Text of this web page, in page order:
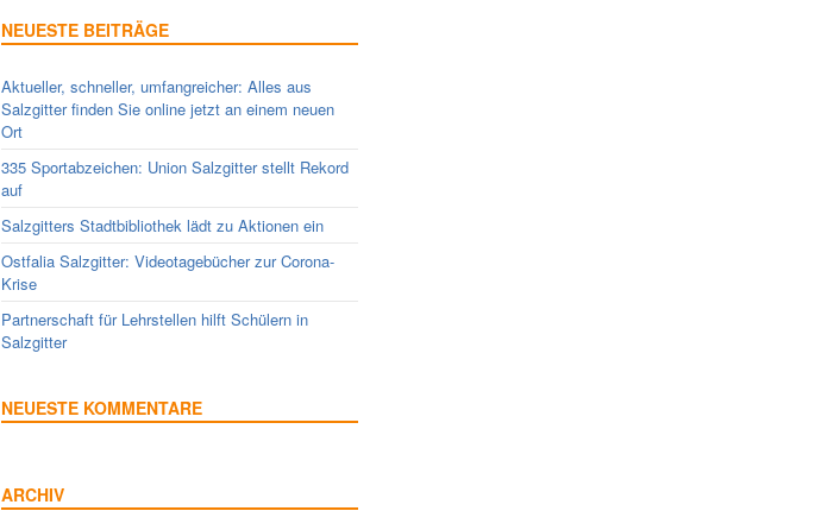
NEUESTE BEITRÄGE
Aktueller, schneller, umfangreicher: Alles aus
Salzgitter finden Sie online jetzt an einem neuen
Ort
335 Sportabzeichen: Union Salzgitter stellt Rekord
auf
Salzgitters Stadtbibliothek lädt zu Aktionen ein
Ostfalia Salzgitter: Videotagebücher zur Corona-
Krise
Partnerschaft für Lehrstellen hilft Schülern in
Salzgitter
NEUESTE KOMMENTARE
ARCHIV